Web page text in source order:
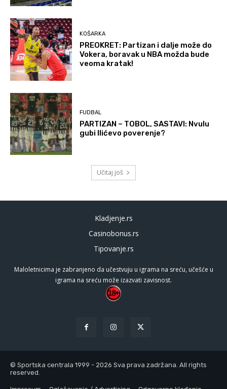
KOŠARKA
PREOKRET: Partizan i dalje može do
Vokera, boravak u NBA možda bude
veoma kratak!
FUDBAL
PARTIZAN – TOBOL, SASTAVI: Nvulu
gubi Ilićevo poverenje?
Učitaj još
Kladjenje.rs
Casinobonus.rs
Tipovanje.rs
Maloletnicima je zabranjeno da učestvuju u igrama na sreću, učešće u
igrama na sreću može izazvati zavisnost.
© Sportska centrala 1999 - 2026 Sva prava zadržana. All rights
reserved.